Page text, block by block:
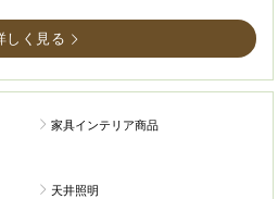
しく見る
家具インテリア商品
天井照明